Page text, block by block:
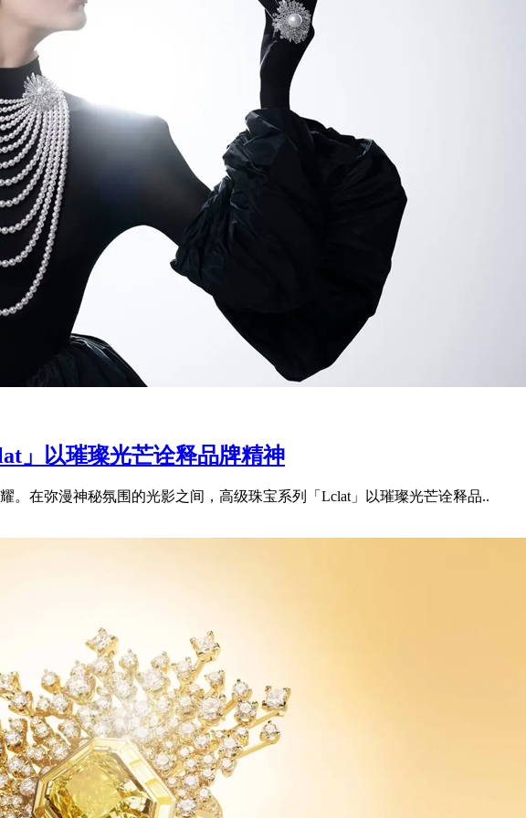
」以璀璨光芒诠释品牌精神
。在弥漫神秘氛围的光影之间，高级珠宝系列「Lclat」以璀璨光芒诠释品..